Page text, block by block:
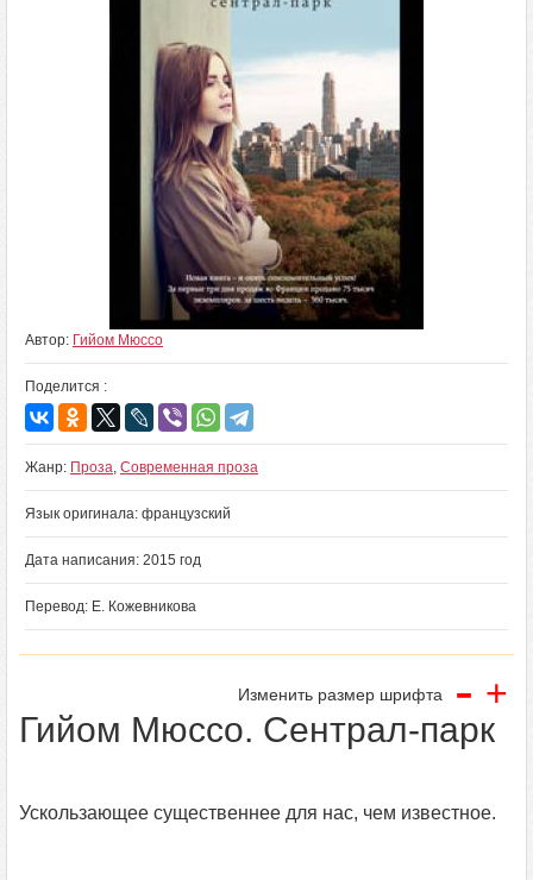
Автор: Гийом Мюссо
Поделится :
Жанр: Проза, Современная проза
Язык оригинала: французский
Дата написания: 2015 год
Перевод: Е. Кожевникова
Изменить размер шрифта - +
Гийом Мюссо. Сентрал-парк
Ускользающее существеннее для нас, чем известное.